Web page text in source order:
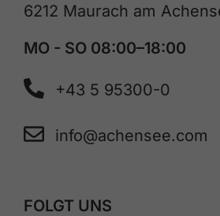
6212 Maurach am
MO - SO 08:00–18:00
+43 5 95300-0
info@achensee.com
FOLGT UNS